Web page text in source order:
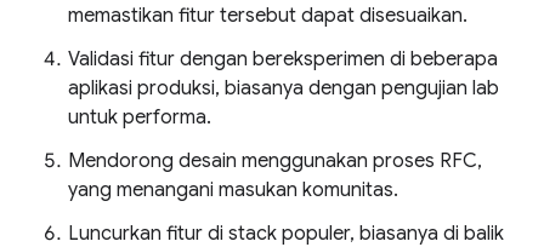
memastikan fitur tersebut dapat disesuaikan.
Validasi fitur dengan bereksperimen di beberapa
aplikasi produksi, biasanya dengan pengujian lab
untuk performa.
Mendorong desain menggunakan proses RFC,
yang menangani masukan komunitas.
Luncurkan fitur di stack populer, biasanya di balik